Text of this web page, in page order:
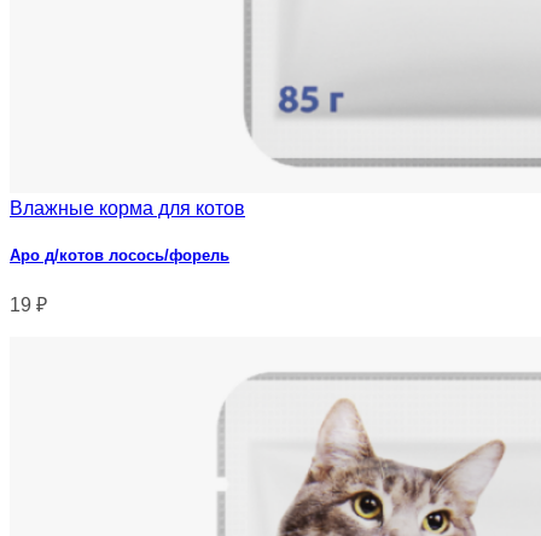
Влажные корма для котов
Аро д/котов лосось/форель
19 ₽